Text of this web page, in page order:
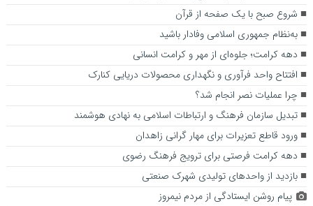
شروع صبح با یک صفحه از قرآن
به‌نظام جمهوری اسلامی وفادار باشید
دهه کرامت؛ جلوه‌ای از مهر و کرامت انسانی
افتتاح واحد فرآوری و نگهداری محصولات دریایی کنارک
چرا عملیات نصر انجام شد؟
تبدیل سازمان فرهنگ و ارتباطات اسلامی به نهادی هوشمند
ورود قاطع تعزیرات برای مهار گرانی زاهدان
دهه کرامت فرصتی برای ترویج فرهنگ رضوی
بازدید از واحدهای تولیدی شهرک صنعتی
پیام روشن ایستادگی از مردم نیمروز